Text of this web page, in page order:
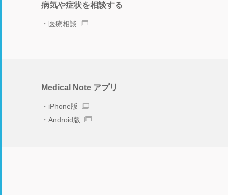
病気や症状を相談する
医療相談
Medical Note アプリ
iPhone版
Android版